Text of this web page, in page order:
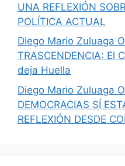
UNA REFLEXIÓN
POLÍTICA ACTUAL
Diego Mario Zuluaga
TRASCENDENCIA: El
deja Huella
Diego Mario Zuluaga
DEMOCRACIAS SÍ
REFLEXIÓN DESDE